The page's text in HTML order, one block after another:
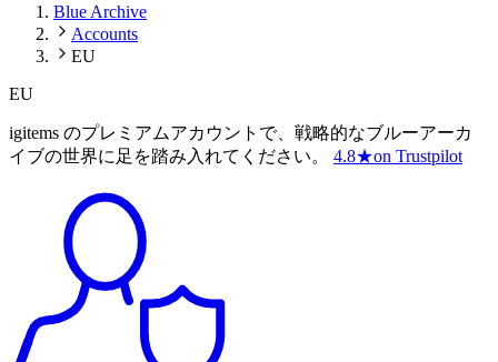
Blue Archive
Accounts
EU
EU
igitems のプレミアムアカウントで、戦略的なブルーアーカ
イブの世界に足を踏み入れてください。
4.8★on Trustpilot